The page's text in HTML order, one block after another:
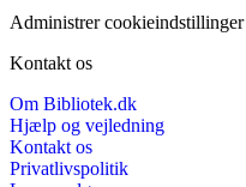
Administrer cookieindstillinger
Kontakt os
Om Bibliotek.dk
Hjælp og vejledning
Kontakt os
Privatlivspolitik